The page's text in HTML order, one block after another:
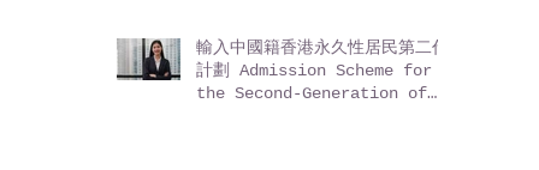
輸入中國籍香港永久性居民第二代
計劃 Admission Scheme for
the Second-Generation of